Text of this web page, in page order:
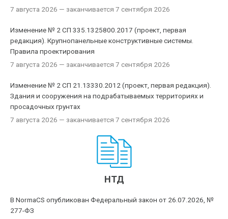
7 августа 2026 — заканчивается 7 сентября 2026
Изменение № 2 СП 335.1325800.2017 (проект, первая
редакция). Крупнопанельные конструктивные системы.
Правила проектирования
7 августа 2026 — заканчивается 7 сентября 2026
Изменение № 2 СП 21.13330.2012 (проект, первая редакция).
Здания и сооружения на подрабатываемых территориях и
просадочных грунтах
7 августа 2026 — заканчивается 7 сентября 2026
НТД
В NormaCS опубликован Федеральный закон от 26.07.2026, №
277-ФЗ